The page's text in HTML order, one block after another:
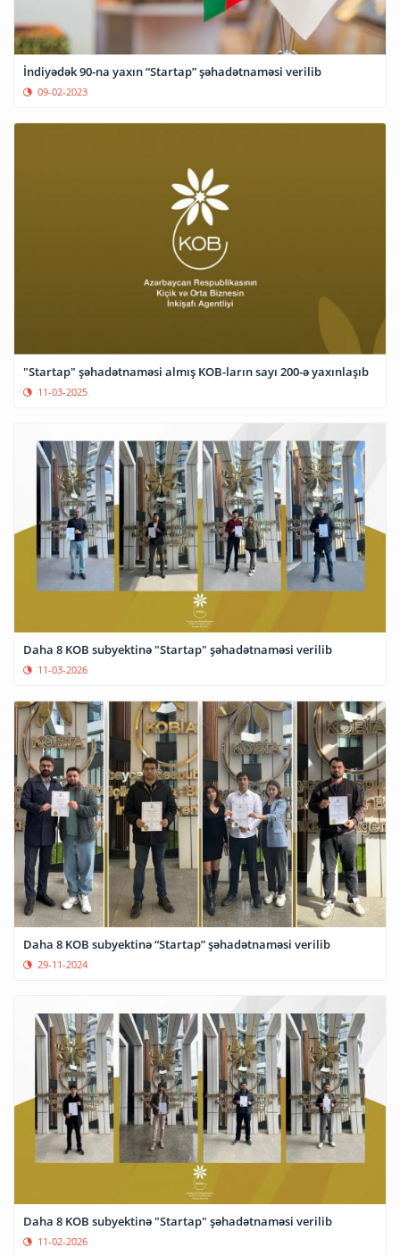
İndiyədək 90-na yaxın “Startap” şəhadətnaməsi verilib
09-02-2023
"Startap" şəhadətnaməsi almış KOB-ların sayı 200-ə yaxınlaşıb
11-03-2025
Daha 8 KOB subyektinə "Startap" şəhadətnaməsi verilib
11-03-2026
Daha 8 KOB subyektinə “Startap” şəhadətnaməsi verilib
29-11-2024
Daha 8 KOB subyektinə "Startap" şəhadətnaməsi verilib
11-02-2026